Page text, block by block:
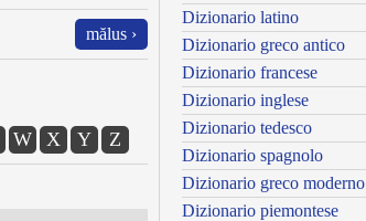
mălus ›
W X Y Z
Dizionario latino
Dizionario greco antico
Dizionario francese
Dizionario inglese
Dizionario tedesco
Dizionario spagnolo
Dizionario greco moderno
Dizionario piemontese